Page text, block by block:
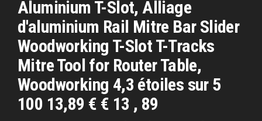
Aluminium T-Slot, Alliage
d'aluminium Rail Mitre Bar Slider
Woodworking T-Slot T-Tracks
Mitre Tool for Router Table,
Woodworking 4,3 étoiles sur 5
100 13,89 € € 13 , 89